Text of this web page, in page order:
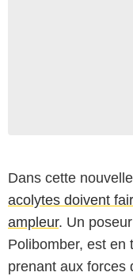
Dans cette
acolytes doivent
ampleur. Un
Polibomber, est en
prenant aux forces